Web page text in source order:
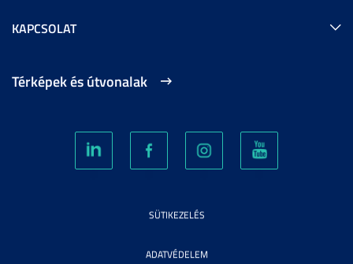
KAPCSOLAT
Térképek és útvonalak
SÜTIKEZELÉS
ADATVÉDELEM